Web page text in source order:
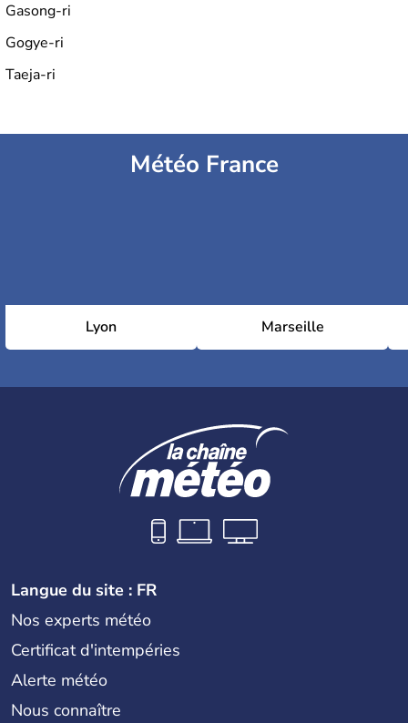
Gasong-ri
Gogye-ri
Taeja-ri
Météo France
Lyon Marseille
Langue du site : FR
Nos experts météo
Certificat d'intempéries
Alerte météo
Nous connaître